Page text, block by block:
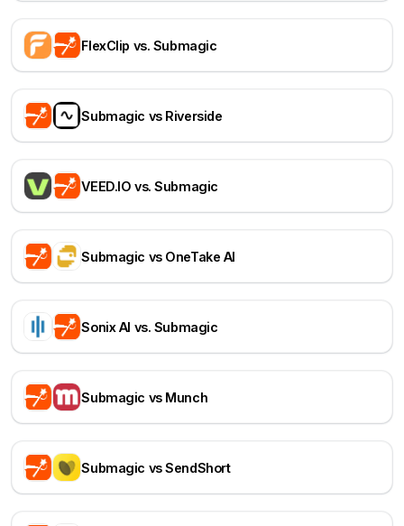
FlexClip vs. Submagic
Submagic vs Riverside
VEED.IO vs. Submagic
Submagic vs OneTake AI
Sonix AI vs. Submagic
Submagic vs Munch
Submagic vs SendShort